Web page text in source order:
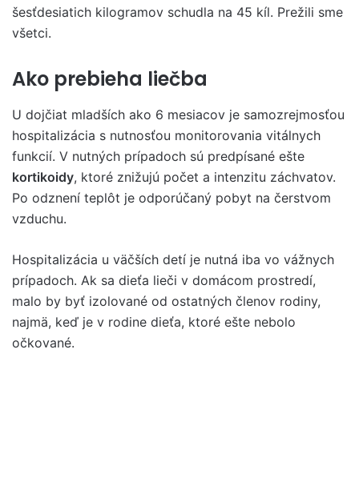
šesťdesiatich kilogramov schudla na 45 kíl. Prežili sme
všetci.
Ako prebieha liečba
U dojčiat mladších ako 6 mesiacov je samozrejmosťou
hospitalizácia s nutnosťou monitorovania vitálnych
funkcií. V nutných prípadoch sú predpísané ešte
kortikoidy, ktoré znižujú počet a intenzitu záchvatov.
Po odznení teplôt je odporúčaný pobyt na čerstvom
vzduchu.
Hospitalizácia u väčších detí je nutná iba vo vážnych
prípadoch. Ak sa dieťa lieči v domácom prostredí,
malo by byť izolované od ostatných členov rodiny,
najmä, keď je v rodine dieťa, ktoré ešte nebolo
očkované.